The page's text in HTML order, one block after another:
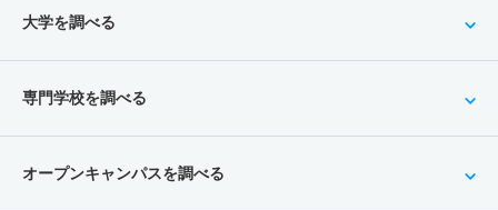
大学を調べる
専門学校を調べる
オープンキャンパスを調べる